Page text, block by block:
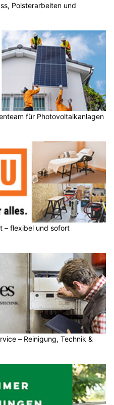
Polsterarbeiten und
für Photovoltaikanlagen
– flexibel und sofort
– Reinigung, Technik &